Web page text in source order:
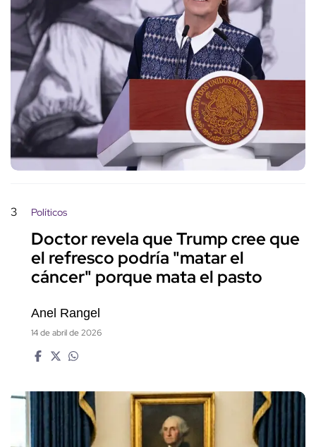
3 Políticos
Doctor revela que Trump cree que
el refresco podría "matar el
cáncer" porque mata el pasto
Anel Rangel
14 de abril de 2026